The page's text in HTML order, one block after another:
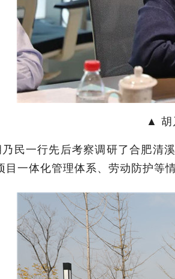
▲ 胡
乃民一行先后考察调研了合肥清
目一体化管理体系、劳动防护等